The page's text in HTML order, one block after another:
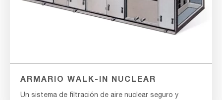
ARMARIO WALK-IN NUCLEAR
Un sistema de filtración de aire nuclear seguro y